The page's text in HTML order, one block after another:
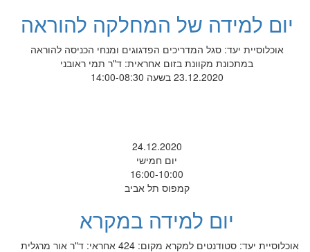
יום למידה של המחלקה להוראה
אוכלוסיית יעד: סגל המדריכים הפדגוגים ומנחי הכניסה להוראה
במתכונת מקוונת בזום אחראית: ד"ר תמי ראובני
23.12.2020 בשעה 14:00-08:30
24.12.2020
יום חמישי
16:00-10:00
קמפוס תל אביב
יום למידה במקרא
אוכלוסיית יעד: סטודנטים למקרא מקום: 424 אחראי: ד"ר אור מרגלית